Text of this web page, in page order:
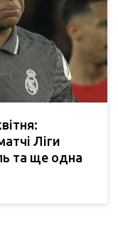
Ліги
та ще одна